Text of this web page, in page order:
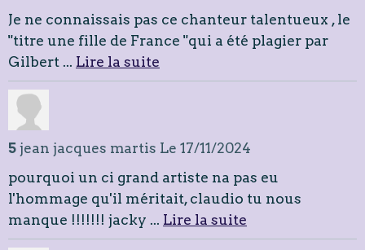
Je ne connaissais pas ce chanteur talentueux , le
"titre une fille de France "qui a été plagier par
Gilbert ... Lire la suite
5 jean jacques martis Le 17/11/2024
pourquoi un ci grand artiste na pas eu
l'hommage qu'il méritait, claudio tu nous
manque !!!!!!! jacky ... Lire la suite